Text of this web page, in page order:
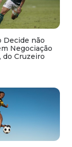
Decide não
Negociação
do Cruzeiro